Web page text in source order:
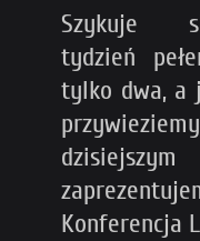
Szykuje
tydzień
tylko dwa, a
Konferencja